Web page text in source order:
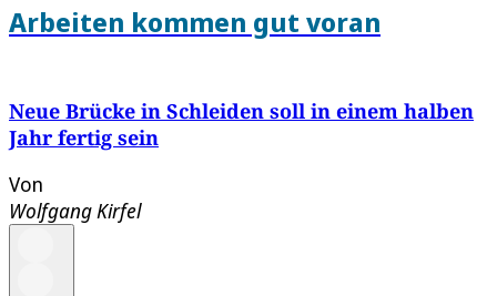
Arbeiten kommen gut voran
Neue Brücke in Schleiden soll in einem halben
Jahr fertig sein
Von
Wolfgang Kirfel